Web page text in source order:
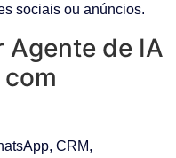
sociais ou anúncios.
Agente de IA
CRM,